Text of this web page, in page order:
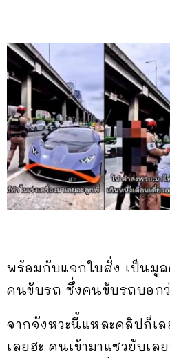
พร้อมกับแจกใบสั่ง เป็นมู
คนขับรถ ซึ่งคนขับรถบอกว่
จากจังหวะนี้แหละคลิปก็เ
เลยฮะ คนเข้ามาแซวยับเล